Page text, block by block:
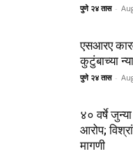
पुणे २४ तास -
एसआरए
कुटुंबाच्या
पुणे २४ तास -
४० वर्षे
आरोप;
मागणी